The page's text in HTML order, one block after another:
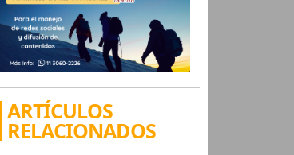
ARTÍCULOS
RELACIONADOS